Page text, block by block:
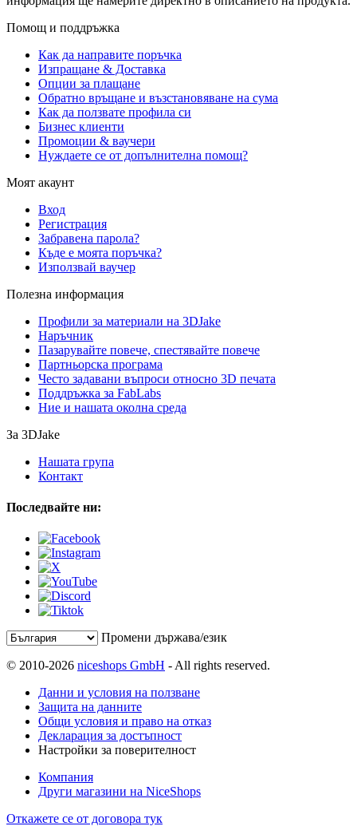
Помощ и поддръжка
Как да направите поръчка
Изпращане & Доставка
Опции за плащане
Обратно връщане и възстановяване на сума
Как да ползвате профила си
Бизнес клиенти
Промоции & ваучери
Нуждаете се от допълнителна помощ?
Моят акаунт
Вход
Регистрация
Забравена парола?
Къде е моята поръчка?
Използвай ваучер
Полезна информация
Профили за материали на 3DJake
Наръчник
Пазарувайте повече, спестявайте повече
Партньорска програма
Често задавани въпроси относно 3D печата
Поддръжка за FabLabs
Ние и нашата околна среда
За 3DJake
Нашата група
Контакт
Последвайте ни:
Промени държава/език
© 2010-2026 niceshops GmbH - All rights reserved.
Данни и условия на ползване
Защита на данните
Общи условия и право на отказ
Декларация за достъпност
Настройки за поверителност
Компания
Други магазини на NiceShops
Откажете се от договора тук